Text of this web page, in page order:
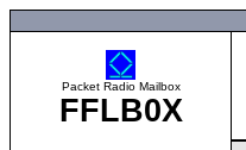
Packet Radio Mailbox
FFLB0X